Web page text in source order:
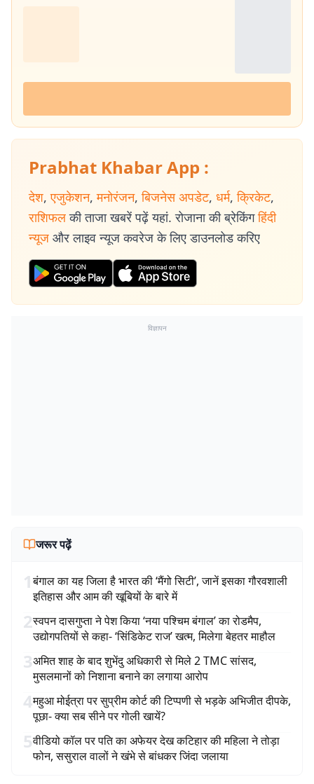
Prabhat Khabar App :
देश, एजुकेशन, मनोरंजन, बिजनेस अपडेट, धर्म, क्रिकेट,
राशिफल की ताजा खबरें पढ़ें यहां. रोजाना की ब्रेकिंग हिंदी
न्यूज और लाइव न्यूज कवरेज के लिए डाउनलोड करिए
विज्ञापन
जरूर पढ़ें
1बंगाल का यह जिला है भारत की ‘मैंगो सिटी’, जानें इसका गौरवशाली
इतिहास और आम की खूबियों के बारे में
2स्वपन दासगुप्ता ने पेश किया ‘नया पश्चिम बंगाल’ का रोडमैप,
उद्योगपतियों से कहा- ‘सिंडिकेट राज’ खत्म, मिलेगा बेहतर माहौल
3अमित शाह के बाद शुभेंदु अधिकारी से मिले 2 TMC सांसद,
मुसलमानों को निशाना बनाने का लगाया आरोप
4महुआ मोईत्रा पर सुप्रीम कोर्ट की टिप्पणी से भड़के अभिजीत दीपके,
पूछा- क्या सब सीने पर गोली खायें?
5वीडियो कॉल पर पति का अफेयर देख कटिहार की महिला ने तोड़ा
फोन, ससुराल वालों ने खंभे से बांधकर जिंदा जलाया